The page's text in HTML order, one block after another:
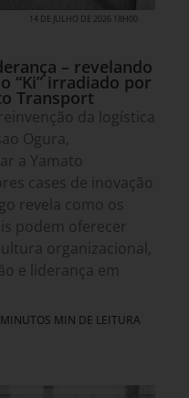
14 DE JULHO DE 2026 18H00
– revelando
“Ki” irradiado por
Transport
da logística
Ogura,
a Yamato
cases de inovação
revela como os
podem oferecer
organizacional,
e liderança em
MIN DE LEITURA